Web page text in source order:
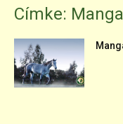
Címke: